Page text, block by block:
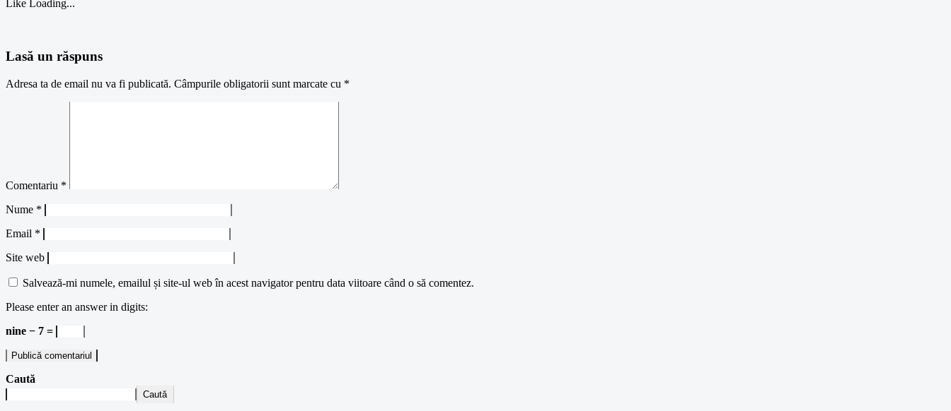
Like Loading...
Lasă un răspuns
Adresa ta de email nu va fi publicată. Câmpurile obligatorii sunt marcate cu *
Comentariu *
Nume *
Email *
Site web
Salvează-mi numele, emailul și site-ul web în acest navigator pentru data viitoare când o să comentez.
Please enter an answer in digits:
nine − 7 =
Caută
Caută